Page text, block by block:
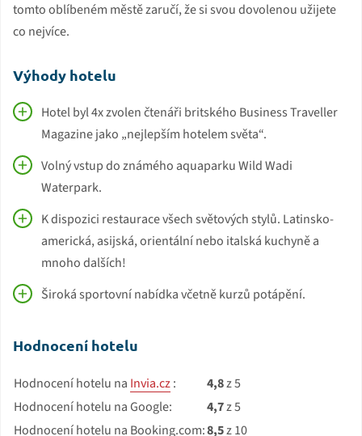
tomto oblíbeném městě zaručí, že si svou dovolenou užijete
co nejvíce.
Výhody hotelu
Hotel byl 4x zvolen čtenáři britského Business Traveller
Magazine jako „nejlepším hotelem světa“.
Volný vstup do známého aquaparku Wild Wadi
Waterpark.
K dispozici restaurace všech světových stylů. Latinsko-
americká, asijská, orientální nebo italská kuchyně a
mnoho dalších!
Široká sportovní nabídka včetně kurzů potápění.
Hodnocení hotelu
Hodnocení hotelu na Invia.cz: 4,8z 5
Hodnocení hotelu na Google:
4,7z 5
Hodnocení hotelu na Booking.com:8,5z 10